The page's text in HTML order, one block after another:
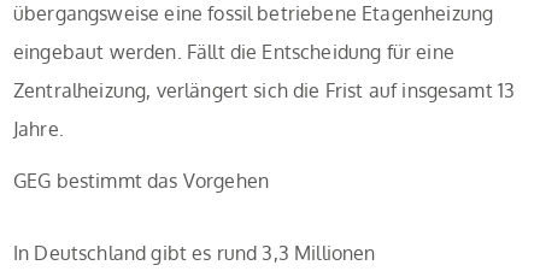
übergangsweise eine fossil betriebene Etagenheizung
eingebaut werden. Fällt die Entscheidung für eine
Zentralheizung, verlängert sich die Frist auf insgesamt 13
Jahre.
GEG bestimmt das Vorgehen
In Deutschland gibt es rund 3,3 Millionen